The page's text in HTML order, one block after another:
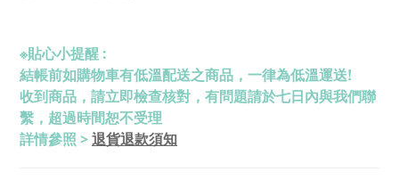
※貼心小提醒 :
結帳前如購物車有低溫配送之商品，一律為低溫運送!
收到商品，請立即檢查核對，有問題請於七日內與我們聯
繫，超過時間恕不受理
詳情參照 >退貨退款須知